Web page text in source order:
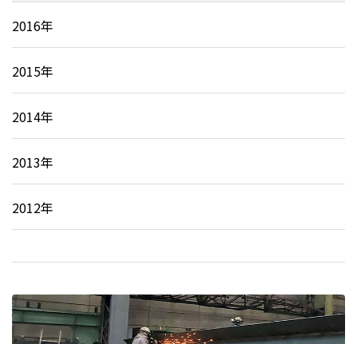
2016年
2015年
2014年
2013年
2012年